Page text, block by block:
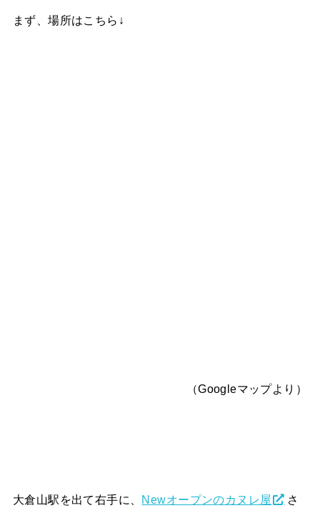
まず、場所はこちら↓
（Googleマップより）
大倉山駅を出て右手に、 Newオープンのカヌレ屋
さ